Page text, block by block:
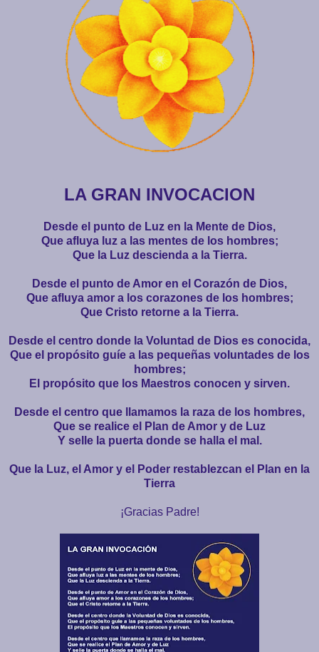
LA GRAN INVOCACION
Desde el punto de Luz en la Mente de Dios,
Que afluya luz a las mentes de los hombres;
Que la Luz descienda a la Tierra.
Desde el punto de Amor en el Corazón de Dios,
Que afluya amor a los corazones de los hombres;
Que Cristo retorne a la Tierra.
Desde el centro donde la Voluntad de Dios es conocida,
Que el propósito guíe a las pequeñas voluntades de los
hombres;
El propósito que los Maestros conocen y sirven.
Desde el centro que llamamos la raza de los hombres,
Que se realice el Plan de Amor y de Luz
Y selle la puerta donde se halla el mal.
Que la Luz, el Amor y el Poder restablezcan el Plan en la
Tierra
¡Gracias Padre!